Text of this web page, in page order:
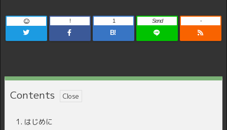
!
B!
1 Send -
Contents
1. はじめに